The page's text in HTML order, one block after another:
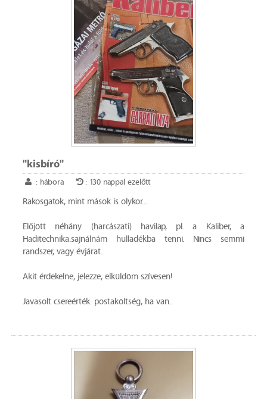
"kisbíró"
: hábora : 130 nappal ezelőtt
Rakosgatok, mint mások is olykor...
Előjött néhány (harcászati) havilap, pl. a Kaliber, a
Haditechnika.sajnálnám hulladékba tenni. Nincs semmi
randszer, vagy évjárat.
Akit érdekelne, jelezze, elküldöm szívesen!
Javasolt csereérték: postaköltség, ha van..